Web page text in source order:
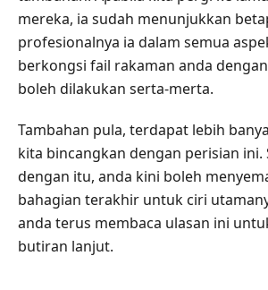
mereka, ia sudah menunjukkan
profesionalnya ia dalam semua
berkongsi fail rakaman anda
boleh dilakukan serta-merta.
Tambahan pula, terdapat lebih
kita bincangkan dengan perisian ini.
dengan itu, anda kini boleh
bahagian terakhir untuk ciri
anda terus membaca ulasan ini
butiran lanjut.